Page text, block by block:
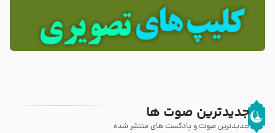
جدیدترین صوت ها
جدیدترین صوت و پادکست های منتشر شده